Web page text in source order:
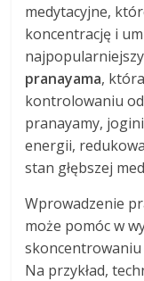
medytacyjne,
koncentrację i
pranayama,
kontrolowaniu
pranayamy,
energii,
stan głębszej
Wprowadzenie
może pomóc w
skoncentrowaniu
Na przykład,